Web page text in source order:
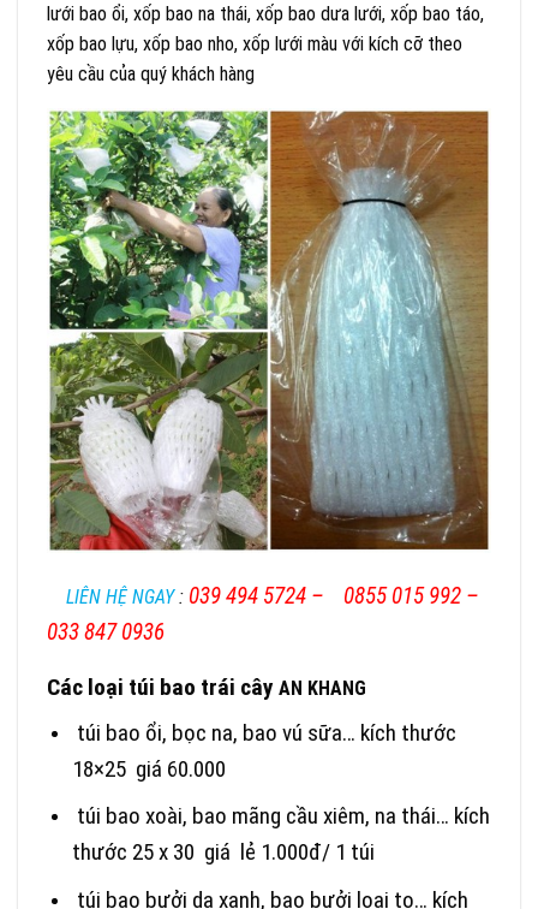
lưới bao ổi, xốp bao na thái, xốp bao dưa lưới, xốp bao táo,
xốp bao lựu, xốp bao nho, xốp lưới màu với kích cỡ theo
yêu cầu của quý khách hàng
LIÊN HỆ NGAY: 039 494 5724 –
0855 015 992 –
033 847 0936
Các loại túi bao trái cây AN KHANG
túi bao ổi, bọc na, bao vú sữa… kích thước
18×25 giá 60.000
túi bao xoài, bao mãng cầu xiêm, na thái… kích
thước 25 x 30 giá lẻ 1.000đ/ 1 túi
túi bao bưởi da xanh, bao bưởi loại to… kích